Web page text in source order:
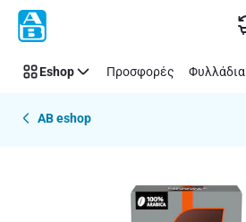
Παράλειψη
Eshop Προσφορές Φυλλάδια
AB eshop